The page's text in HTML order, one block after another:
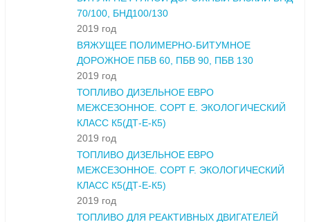
БИТУМ НЕФТЯНОЙ ДОРОЖНЫЙ ВЯЗКИЙ БНД
70/100, БНД100/130
2019 год
ВЯЖУЩЕЕ ПОЛИМЕРНО-БИТУМНОЕ
ДОРОЖНОЕ ПБВ 60, ПБВ 90, ПБВ 130
2019 год
ТОПЛИВО ДИЗЕЛЬНОЕ ЕВРО
МЕЖСЕЗОННОЕ. СОРТ Е. ЭКОЛОГИЧЕСКИЙ
КЛАСС К5(ДТ-Е-К5)
2019 год
ТОПЛИВО ДИЗЕЛЬНОЕ ЕВРО
МЕЖСЕЗОННОЕ. СОРТ F. ЭКОЛОГИЧЕСКИЙ
КЛАСС К5(ДТ-Е-К5)
2019 год